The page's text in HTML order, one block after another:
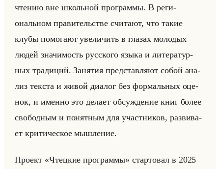
чте­нию вне школьной про­грам­мы. В ре­ги­
ональном пра­ви­тельстве счи­та­ют, что такие
клубы по­мо­га­ют уве­ли­чить в гла­зах мо­ло­дых
людей зна­чи­мость рус­ско­го языка и ли­те­ра­тур­
ных тра­ди­ций. За­ня­тия пред­став­ля­ют собой ана­
лиз тек­ста и живой диа­лог без фор­мальных оце­
нок, и имен­но это де­ла­ет об­суж­де­ние книг более
сво­бод­ным и по­нят­ным для участ­ни­ков, раз­ви­ва­
ет кри­ти­че­ское мыш­ле­ние.
Про­ект «Чтецкие программы» стар­то­вал в 2025